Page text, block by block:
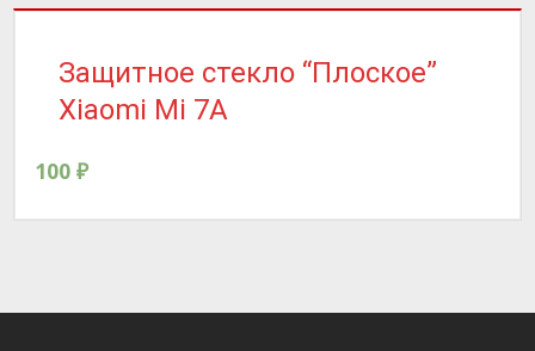
Защитное стекло “Плоское”
Xiaomi Mi 7A
100 ₽